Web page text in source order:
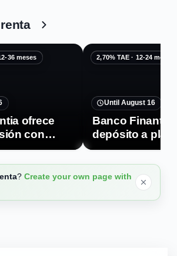
36 meses
ofrece
con
TAE
2,70% TAE · 12-24 meses
Until August 16
Banco Finantia
depósito a
TAE
? Create your own page with